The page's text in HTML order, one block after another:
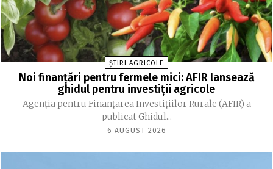
ȘTIRI AGRICOLE
Noi finanțări pentru fermele mici: AFIR lansează
ghidul pentru investiții agricole
Agenția pentru Finanțarea Investițiilor Rurale (AFIR) a
publicat Ghidul...
6 AUGUST 2026